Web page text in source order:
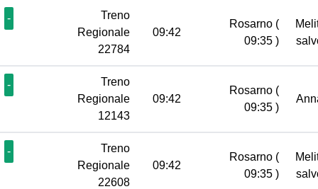
-
Treno
Regionale
22784
09:42
Rosarno (
09:35 )
-
Treno
Regionale
12143
09:42
Rosarno (
09:35 )
-
Treno
Regionale
22608
09:42
Rosarno (
09:35 )